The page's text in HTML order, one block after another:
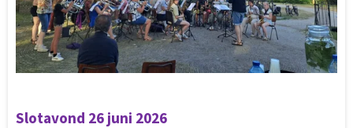
Slotavond 26 juni 2026